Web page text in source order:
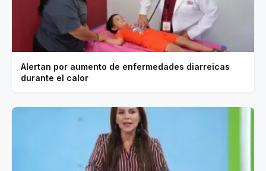
Alertan por aumento de enfermedades diarreicas
durante el calor